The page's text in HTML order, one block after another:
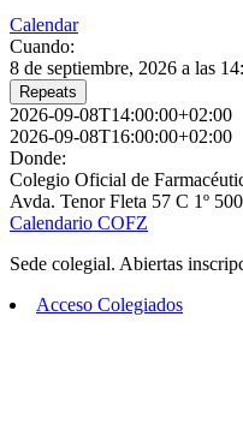
Calendar
Cuando:
8 de septiembre, 2026 a las
Repeats
2026-09-08T14:00:00+02:00
2026-09-08T16:00:00+02:00
Donde:
Colegio Oficial de
Avda. Tenor Fleta 57 C 1º
Calendario COFZ
Sede colegial. Abiertas
Acceso Colegiados